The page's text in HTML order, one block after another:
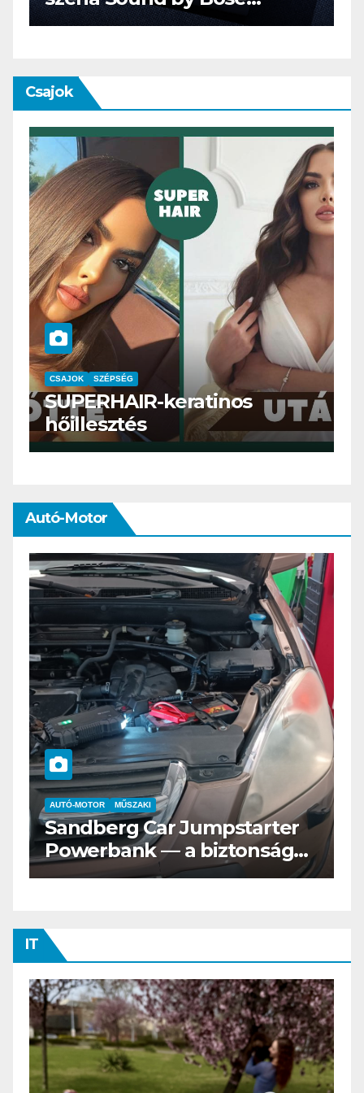
technológiával
Csajok
CSAJOK SZÉPSÉG
SUPERHAIR-keratinos
hőillesztés
Autó-Motor
AUTÓ-MOTOR MŰSZAKI
Sandberg Car Jumpstarter
Powerbank — a biztonságos
indítás bajnoka
IT